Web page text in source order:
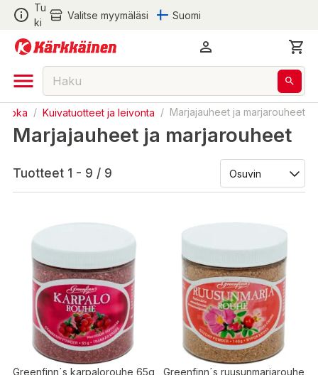
Tu
ki
Valitse myymäläsi Suomi
/ Kuivatuotteet ja leivonta / Marjajauheet ja marjarouheet
Marjajauheet ja marjarouheet
Tuotteet 1 - 9 / 9
Greenfinn´s karpalorouhe 65g
Greenfinn´s ruusunmarjarouhe